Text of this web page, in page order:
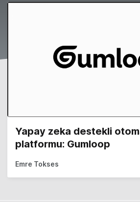
Yapay zeka destekli
platformu: Gumloop
Emre Tokses